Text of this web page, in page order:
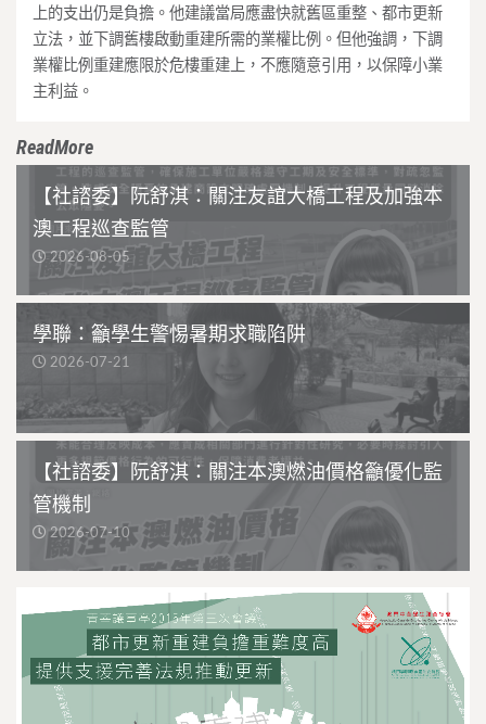
上的支出仍是負擔。 他建議當局應盡快就舊區重整、都市更新
立法， 並下調舊樓啟動重建所需的業權比例。但他強調，
下調
業權比例重建應限於危樓重建上，不應隨意引用， 以保障小業
主利益。
ReadMore
【社諮委】阮舒淇：關注友誼大橋工程及加強本
澳工程巡查監管
2026-08-05
學聯：籲學生警惕暑期求職陷阱
2026-07-21
【社諮委】阮舒淇：關注本澳燃油價格籲優化監
管機制
2026-07-10